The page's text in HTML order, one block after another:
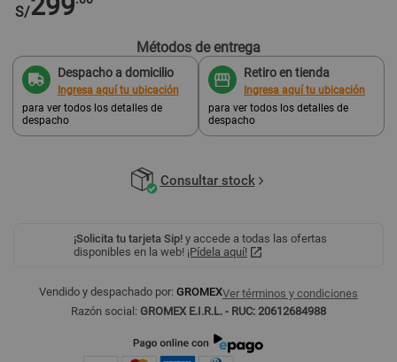
S/
Métodos de entrega
Despacho a domicilio
Ingresa aquí tu ubicación
para ver todos los detalles de
despacho
Retiro en tienda
Ingresa aquí tu ubicación
para ver todos los detalles de
despacho
Consultar stock
¡Solicita tu tarjeta Sip! y accede a todas las ofertas
disponibles en la web! ¡Pídela aquí!
Vendido y despachado por: GROMEXVer términos y condiciones
Razón social: GROMEX E.I.R.L. - RUC: 20612684988